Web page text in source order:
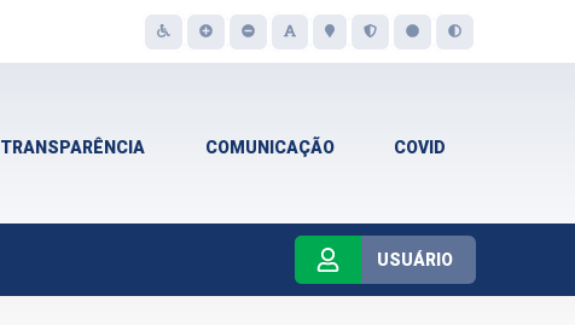
TRANSPARÊNCIA COMUNICAÇÃO COVID
USUÁRIO